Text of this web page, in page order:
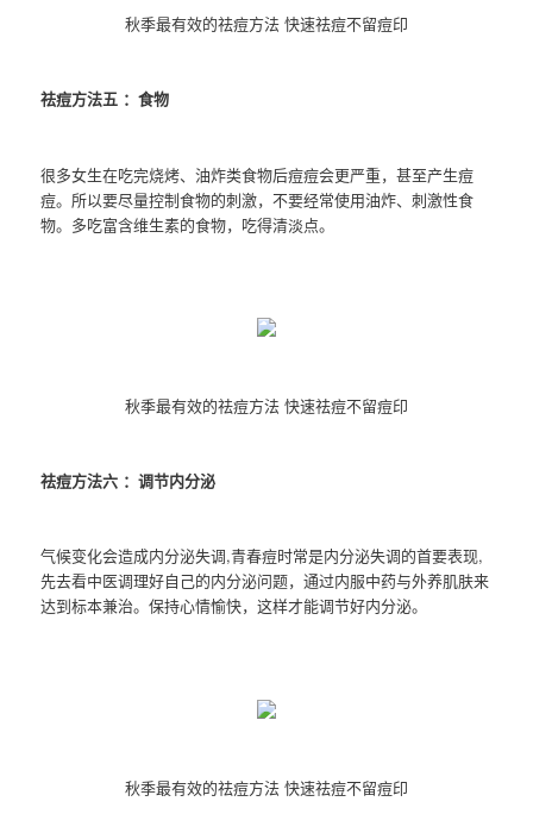
秋季最有效的祛痘方法 快速祛痘不留痘印
祛痘方法五 ：食物
很多女生在吃完烧烤、油炸类食物后痘痘会更严重，甚至产生痘
痘。所以要尽量控制食物的刺激，不要经常使用油炸、刺激性食
物。多吃富含维生素的食物，吃得清淡点。
秋季最有效的祛痘方法 快速祛痘不留痘印
祛痘方法六 ：调节内分泌
气候变化会造成内分泌失调,青春痘时常是内分泌失调的首要表现,
先去看中医调理好自己的内分泌问题，通过内服中药与外养肌肤来
达到标本兼治。保持心情愉快，这样才能调节好内分泌。
秋季最有效的祛痘方法 快速祛痘不留痘印